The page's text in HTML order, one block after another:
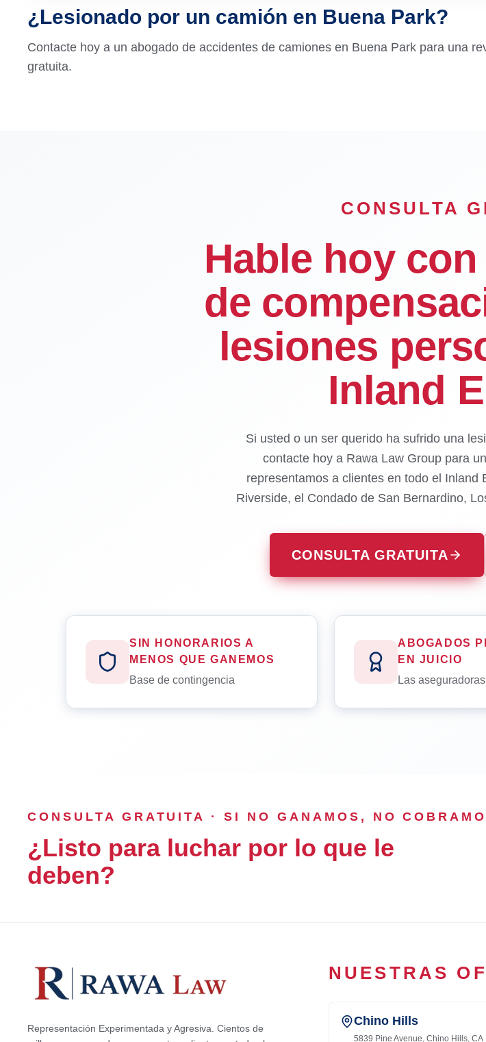
¿Lesionado por un camión en Buena Park?
Contacte hoy a un abogado de accidentes de camiones en Buena Park para una
gratuita.
CONSULTA
Hable hoy
de
lesiones
Inland
Si usted o un ser querido ha sufrido una
contacte hoy a Rawa Law Group para
representamos a clientes en todo el Inland
Riverside, el Condado de San Bernardino,
CONSULTA GRATUITA
SIN HONORARIOS A
MENOS QUE GANEMOS
Base de contingencia
ABOGADOS
EN JUICIO
Las
CONSULTA GRATUITA · SI NO GANAMOS, NO
¿Listo para luchar por lo que le
deben?
Representación Experimentada y Agresiva. Cientos de
NUESTRAS
Chino Hills
5839 Pine Avenue, Chino Hills, CA